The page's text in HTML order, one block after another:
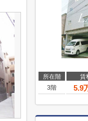
所在階 賃
3階
5.9